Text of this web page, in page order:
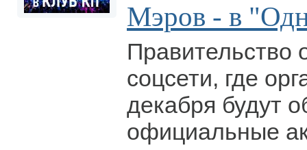
Мэров - в
Правительство
соцсети, где
декабря будут
официальные